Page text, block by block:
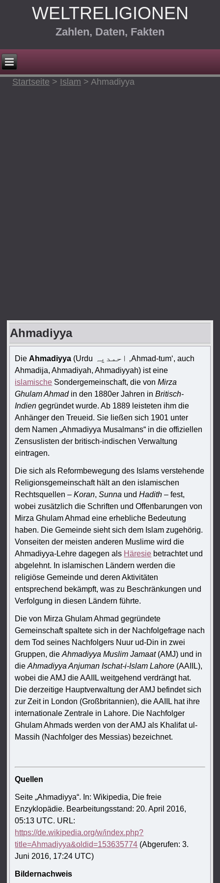
WELTRELIGIONEN
Zahlen, Daten, Fakten
Startseite > Islam >Ahmadiyya
Ahmadiyya
DieAhmadiyya (Urdu احمدیہ ‚Ahmad-tum‘, auch
Ahmadija, Ahmadiyah, Ahmadiyyah) ist eine
islamische Sondergemeinschaft, die vonMirza
Ghulam Ahmadin den 1880er Jahren inBritisch-
Indien gegründet wurde. Ab 1889 leisteten ihm die
Anhänger den Treueid. Sie ließen sich 1901 unter
dem Namen „Ahmadiyya Musalmans“ in die offiziellen
Zensuslisten der britisch-indischen Verwaltung
eintragen.
Die sich als Reformbewegung des Islams verstehende
Religionsgemeinschaft hält an den islamischen
Rechtsquellen –Koran,Sunna undHadith – fest,
wobei zusätzlich die Schriften und Offenbarungen von
Mirza Ghulam Ahmad eine erhebliche Bedeutung
haben. Die Gemeinde sieht sich dem Islam zugehörig.
Vonseiten der meisten anderen Muslime wird die
Ahmadiyya-Lehre dagegen als Häresie betrachtet und
abgelehnt. In islamischen Ländern werden die
religiöse Gemeinde und deren Aktivitäten
entsprechend bekämpft, was zu Beschränkungen und
Verfolgung in diesen Ländern führte.
Die von Mirza Ghulam Ahmad gegründete
Gemeinschaft spaltete sich in der Nachfolgefrage nach
dem Tod seines Nachfolgers Nuur ud-Din in zwei
Gruppen, dieAhmadiyya Muslim Jamaat(AMJ) und in
dieAhmadiyya Anjuman Ischat-i-Islam Lahore (AAIIL),
wobei die AMJ die AAIIL weitgehend verdrängt hat.
Die derzeitige Hauptverwaltung der AMJ befindet sich
zur Zeit in London (Großbritannien), die AAIIL hat ihre
internationale Zentrale in Lahore. Die Nachfolger
Ghulam Ahmads werden von der AMJ als Khalifat ul-
Massih (Nachfolger des Messias) bezeichnet.
Quellen
Seite „Ahmadiyya“. In: Wikipedia, Die freie
Enzyklopädie. Bearbeitungsstand: 20. April 2016,
05:13 UTC. URL:
https://de.wikipedia.org/w/index.php?
title=Ahmadiyya&oldid=153635774 (Abgerufen: 3.
Juni 2016, 17:24 UTC)
Bildernachweis